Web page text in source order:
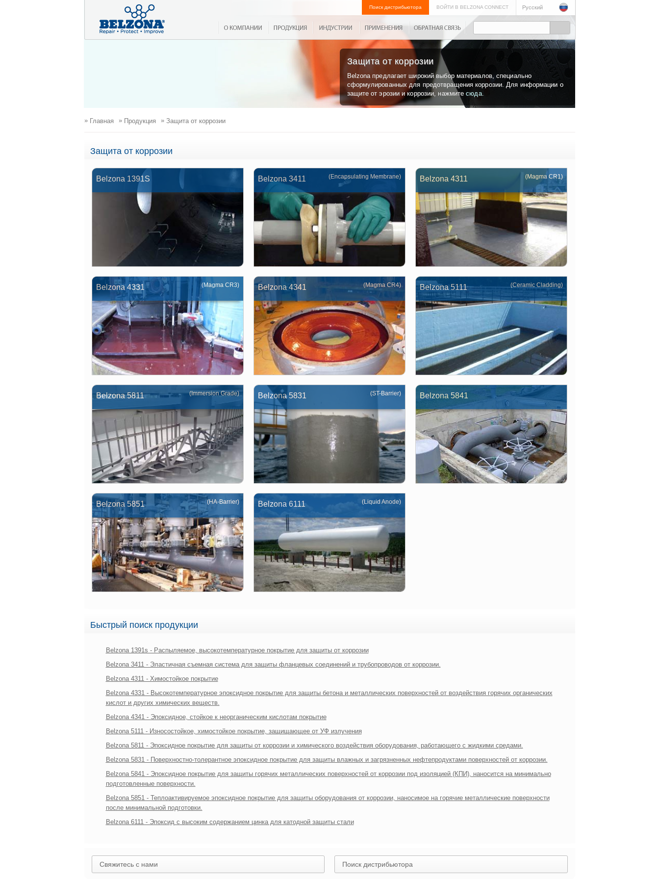
Русский
ВОЙТИ В BELZONA CONNECT
Поиск дистрибьютора
Защита от коррозии
Belzona предлагает широкий выбор материалов, специально
сформулированных для предотвращения коррозии. Для информации о
защите от эрозии и коррозии, нажмитесюда.
»Главная »Продукция »Защита от коррозии
Защита от коррозии
Belzona 1391S Belzona 3411 (Encapsulating Membrane) Belzona 4311 (Magma CR1)
Belzona 4331 (Magma CR3) Belzona 4341 (Magma CR4) Belzona 5111 (Ceramic Cladding)
Belzona 5811 (Immersion Grade) Belzona 5831 (ST-Barrier) Belzona 5841
Belzona 5851 (HA-Barrier) Belzona 6111 (Liquid Anode)
Быстрый поиск продукции
Belzona 1391s - Распыляемое, высокотемпературное покрытие для защиты от коррозии
Belzona 3411 - Эластичная съемная система для защиты фланцевых соединений и трубопроводов от коррозии.
Belzona 4311 - Химостойкое покрытие
Belzona 4331 - Высокотемпературное эпоксидное покрытие для защиты бетона и металлических поверхностей от воздействия горячих органических
кислот и других химических веществ.
Belzona 4341 - Эпоксидное, стойкое к неорганическим кислотам покрытие
Belzona 5111 - Износостойкое, химостойкое покрытие, защищающее от УФ излучения
Belzona 5811 - Эпоксидное покрытие для защиты от коррозии и химического воздействия оборудования, работающего с жидкими средами.
Belzona 5831 - Поверхностно-толерантное эпоксидное покрытие для защиты влажных и загрязненных нефтепродуктами поверхностей от коррозии.
Belzona 5841 - Эпоксидное покрытие для защиты горячих металлических поверхностей от коррозии под изоляцией (КПИ), наносится на минимально
подготовленные поверхности.
Belzona 5851 - Теплоактивируемое эпоксидное покрытие для защиты оборудования от коррозии, наносимое на горячие металлические поверхности
после минимальной подготовки.
Belzona 6111 - Эпоксид с высоким содержанием цинка для катодной защиты стали
Свяжитесь с нами Поиск дистрибьютора